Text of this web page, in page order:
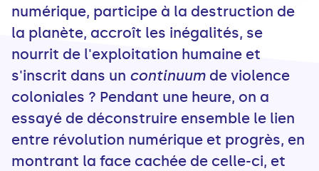
numérique, participe à la destruction de
la planète, accroît les inégalités, se
nourrit de l'exploitation humaine et
s'inscrit dans un continuum de violence
coloniales ? Pendant une heure, on a
essayé de déconstruire ensemble le lien
entre révolution numérique et progrès, en
montrant la face cachée de celle-ci, et